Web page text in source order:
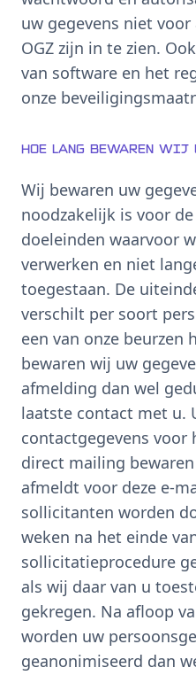
uw gegevens niet
OGZ zijn in te zien.
van software en het
onze
Hoe lang bewaren wij
Wij bewaren uw
noodzakelijk is voor
doeleinden waarvoor
verwerken en niet
toegestaan. De
verschilt per soort
een van onze beurzen
bewaren wij uw
afmelding dan wel
laatste contact met u.
contactgegevens voor
direct mailing
afmeldt voor deze e-
sollicitanten worden
weken na het einde
sollicitatieprocedure
als wij daar van u
gekregen. Na afloop
worden uw
geanonimiseerd dan